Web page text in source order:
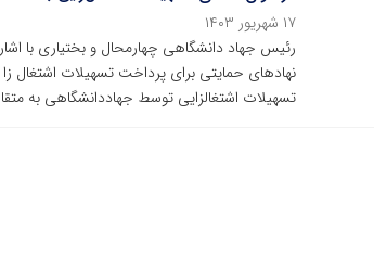
۱۷ شهریور ۱۴۰۳
رئیس جهاد دانشگاهی چهارمحال و بختیاری با
تسهیلات اشتغالزایی توسط جهاددانشگاهی به